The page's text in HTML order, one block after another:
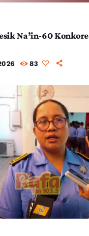
Na’in-60 Konkore
83